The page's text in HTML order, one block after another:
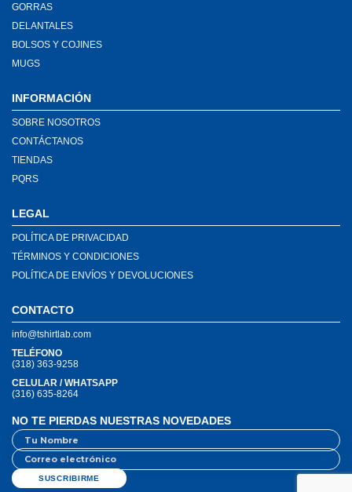
GORRAS
DELANTALES
BOLSOS Y COJINES
MUGS
INFORMACIÓN
SOBRE NOSOTROS
CONTÁCTANOS
TIENDAS
PQRS
LEGAL
POLÍTICA DE PRIVACIDAD
TÉRMINOS Y CONDICIONES
POLÍTICA DE ENVÍOS Y DEVOLUCIONES
CONTACTO
info@tshirtlab.com
TELÉFONO
(318) 363-9258
CELULAR / WHATSAPP
(316) 635-8264
NO TE PIERDAS NUESTRAS NOVEDADES
SUSCRIBIRME